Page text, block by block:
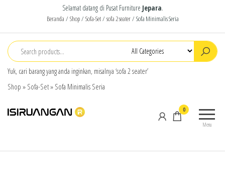
Selamat datang di Pusat Furniture Jepara.
Beranda / Shop/ Sofa-Set/ sofa 2 seater/ Sofa Minimalis Seria
Yuk, cari barang yang anda inginkan, misalnya ‘sofa 2 seater’
Shop » Sofa-Set» Sofa Minimalis Seria
products
Menu
0